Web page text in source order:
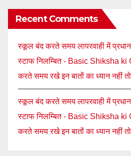
Recent Comments
स्कूल बंद करते समय लापरवाही में
स्टाफ निलम्बित - Basic Shiksha ki
करते समय रखे इन बातों का ध्यान नहीं तो
स्कूल बंद करते समय लापरवाही में
स्टाफ निलम्बित - Basic Shiksha ki
करते समय रखे इन बातों का ध्यान नहीं तो